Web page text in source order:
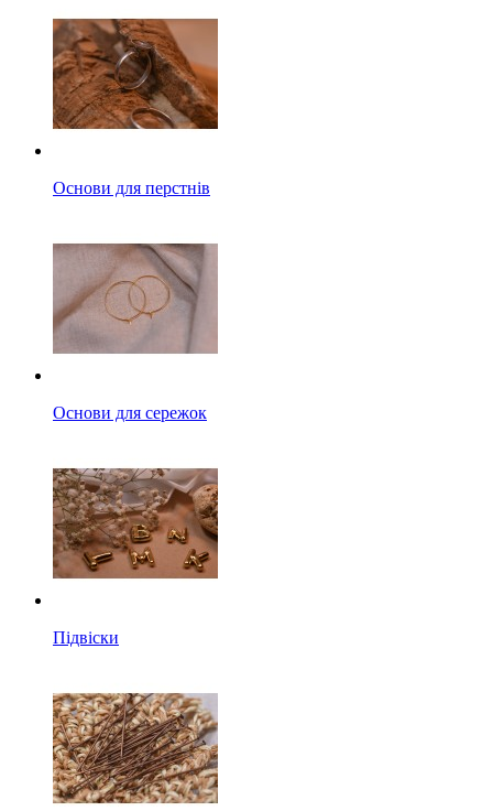
Основи для перстнів
Основи для сережок
Підвіски